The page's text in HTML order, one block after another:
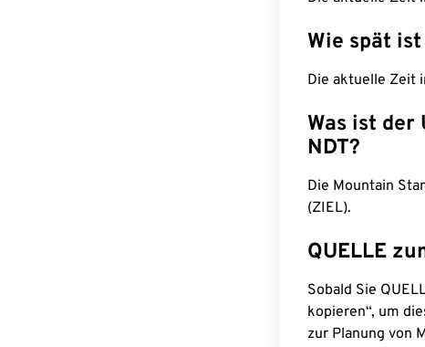
Wie spät
Die aktuelle Zeit
Was ist
NDT?
Die Mountain
(ZIEL).
QUELLE
Sobald Sie
kopieren“, um
zur Planung von